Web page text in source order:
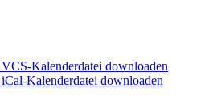
Kalenderdatei downloaden
Kalenderdatei downloaden